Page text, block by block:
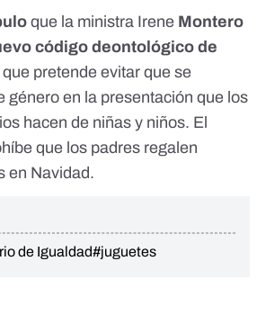
que la ministra Irene Montero
código deontológico de
que pretende evitar que se
género en la presentación que los
hacen de niñas y niños. El
que los padres regalen
en Navidad.
de Igualdad#juguetes